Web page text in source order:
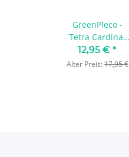
GreenPleco -
Tetra Cardinal
Neon Plushie
12,95 € *
Alter Preis:17,95 €